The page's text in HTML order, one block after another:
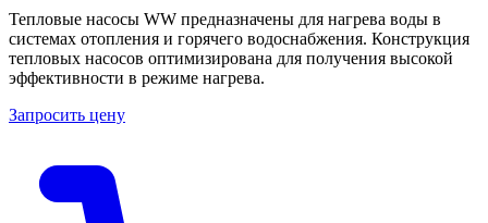
Тепловые насосы WW предназначены для нагрева воды в
системах отопления и горячего водоснабжения. Конструкция
тепловых насосов оптимизирована для получения высокой
эффективности в режиме нагрева.
Запросить цену